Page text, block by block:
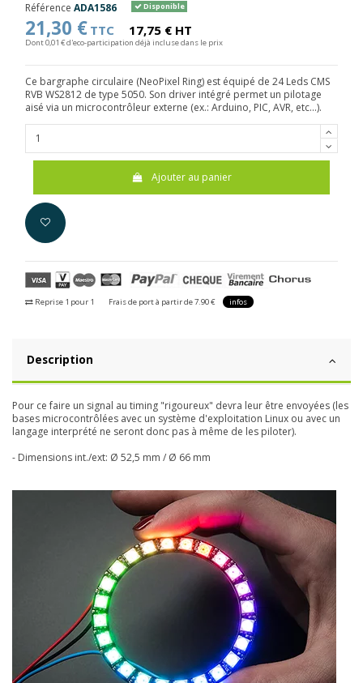
Référence ADA1586 Disponible
21,30 € TTC 17,75 € HT
Dont 0,01 € d'eco-participation déjà incluse dans le prix
Ce bargraphe circulaire (NeoPixel Ring) est équipé de 24 Leds CMS
RVB WS2812 de type 5050. Son driver intégré permet un pilotage
aisé via un microcontrôleur externe (ex.: Arduino, PIC, AVR, etc...).
Ajouter au panier
Reprise 1 pour 1 Frais de port à partir de 7.90 € infos
Description
Pour ce faire un signal au timing "rigoureux" devra leur être envoyées (les
bases microcontrôlées avec un système d'exploitation Linux ou avec un
langage interprété ne seront donc pas à même de les piloter).
- Dimensions int./ext: Ø 52,5 mm / Ø 66 mm